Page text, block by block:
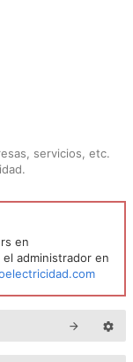
servicios, etc.
en
administrador en